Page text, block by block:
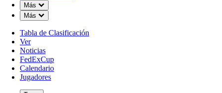
Más
Down Chevron
Más
Down Chevron
Tabla de Clasificación
Ver
Noticias
FedExCup
Calendario
Jugadores